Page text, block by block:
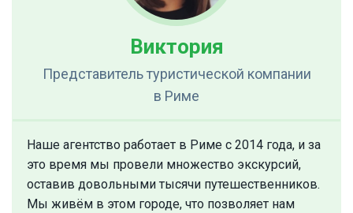
Виктория
Представитель туристической компании
в Риме
Наше агентство работает в Риме с 2014 года, и за
это время мы провели множество экскурсий,
оставив довольными тысячи путешественников.
Мы живём в этом городе, что позволяет нам